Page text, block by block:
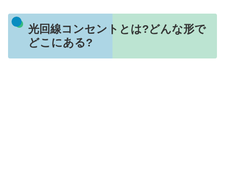
光回線コンセントとは?どんな形で
どこにある?